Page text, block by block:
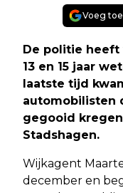
Voeg
De politie heeft
13 en 15 jaar
laatste tijd
automobilisten
gegooid
Stadshagen.
Wijkagent
december en